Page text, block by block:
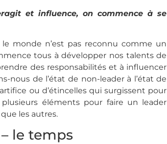
et influence, on commence à se
monde n’est pas reconnu comme un
tous à développer nos talents de
des responsabilités et à influencer
nous de l’état de non-leader à l’état de
ou d’étincelles qui surgissent pour
éléments pour faire un leader
les autres.
le temps